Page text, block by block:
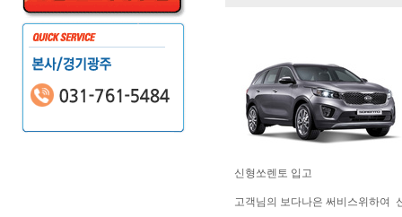
신형쏘렌토 입고
고객님의 보다나은 써비스위하여